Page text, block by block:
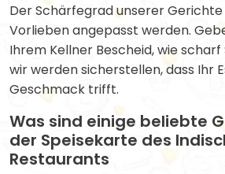
Der Schärfegrad unserer
Vorlieben angepasst werden.
Ihrem Kellner Bescheid, wie scharf
wir werden sicherstellen, dass Ihr
Geschmack trifft.
Was sind einige beliebte
der Speisekarte des
Restaurants